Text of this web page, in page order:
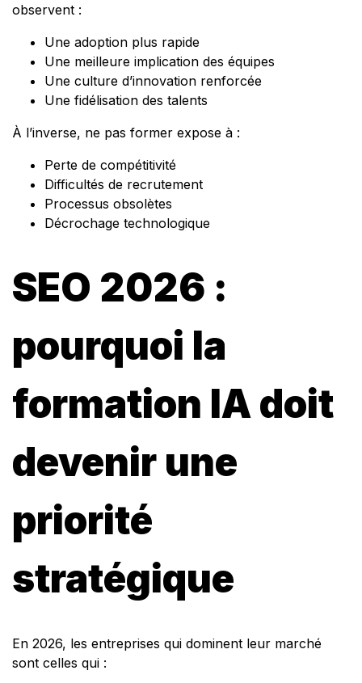
observent :
Une adoption plus rapide
Une meilleure implication des équipes
Une culture d’innovation renforcée
Une fidélisation des talents
À l’inverse, ne pas former expose à :
Perte de compétitivité
Difficultés de recrutement
Processus obsolètes
Décrochage technologique
SEO 2026 :
pourquoi la
formation IA doit
devenir une
priorité
stratégique
En 2026, les entreprises qui dominent leur marché
sont celles qui :